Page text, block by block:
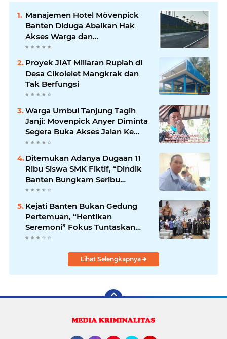
Manajemen Hotel Mövenpick
Banten Diduga Abaikan Hak
Akses Warga dan
Maladministrasi Perizinan
Proyek JIAT Miliaran Rupiah di
Desa Cikolelet Mangkrak dan
Tak Berfungsi
Warga Umbul Tanjung Tagih
Janji: Movenpick Anyer Diminta
Segera Buka Akses Jalan Ke
Pantai
Ditemukan Adanya Dugaan 11
Ribu Siswa SMK Fiktif, “Dindik
Banten Bungkam Seribu
Bahasa”
Kejati Banten Bukan Gedung
Pertemuan, “Hentikan
Seremoni” Fokus Tuntaskan
Korupsi!
Lihat Selengkapnya